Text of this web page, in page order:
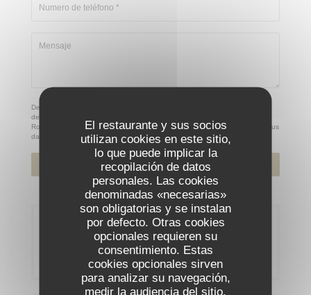
El restaurante y sus socios
utilizan cookies en este sitio,
lo que puede implicar la
recopilación de datos
personales. Las cookies
denominadas «necesarias»
son obligatorias y se instalan
por defecto. Otras cookies
opcionales requieren su
consentimiento. Estas
cookies opcionales sirven
para analizar su navegación,
medir la audiencia del sitio,
De acuerdo con la normativa de protección de datos, puede ejercer su
derecho a no recibir comunicaciones comerciales inscribiéndose en la Lista
Robinson:
listarobinson.es . Para más información sobre el tratamiento de sus
datos, consulte nuestrapolítica de privacidad
Reserva
RESERVAR UNA MESA